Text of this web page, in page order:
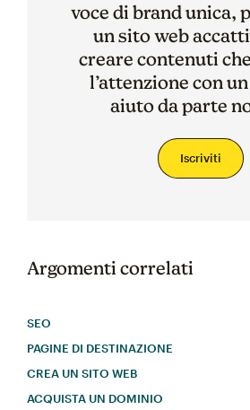
voce di brand unica,
un sito web
creare contenuti
l’attenzione con
aiuto da parte
Iscriviti
Argomenti correlati
SEO
PAGINE DI DESTINAZIONE
CREA UN SITO WEB
ACQUISTA UN DOMINIO